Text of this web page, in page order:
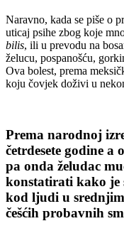
Naravno, kada se piše o
uticaj psihe zbog koje
bilis, ili u prevodu na
želucu, pospanošću,
Ova bolest, prema
koju čovjek doživi u
Prema narodnoj
četrdesete godine a
pa onda želudac
konstatirati kako je
kod ljudi u
češćih probavnih